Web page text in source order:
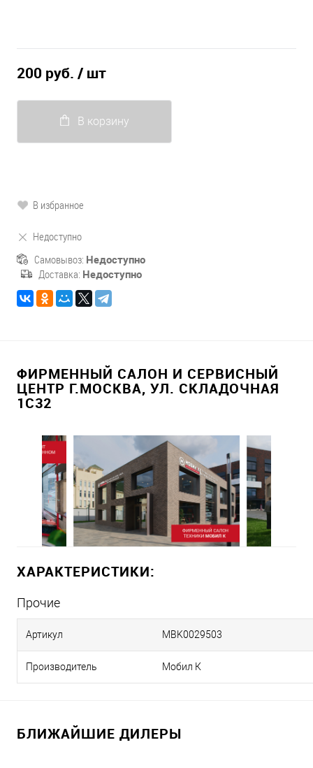
200 руб. / шт
В корзину
В избранное
Недоступно
Самовывоз: Недоступно
Доставка: Недоступно
ФИРМЕННЫЙ САЛОН И СЕРВИСНЫЙ
ЦЕНТР Г.МОСКВА, УЛ. СКЛАДОЧНАЯ
1С32
ХАРАКТЕРИСТИКИ:
Прочие
Артикул MBK0029503
Производитель Мобил К
БЛИЖАЙШИЕ ДИЛЕРЫ